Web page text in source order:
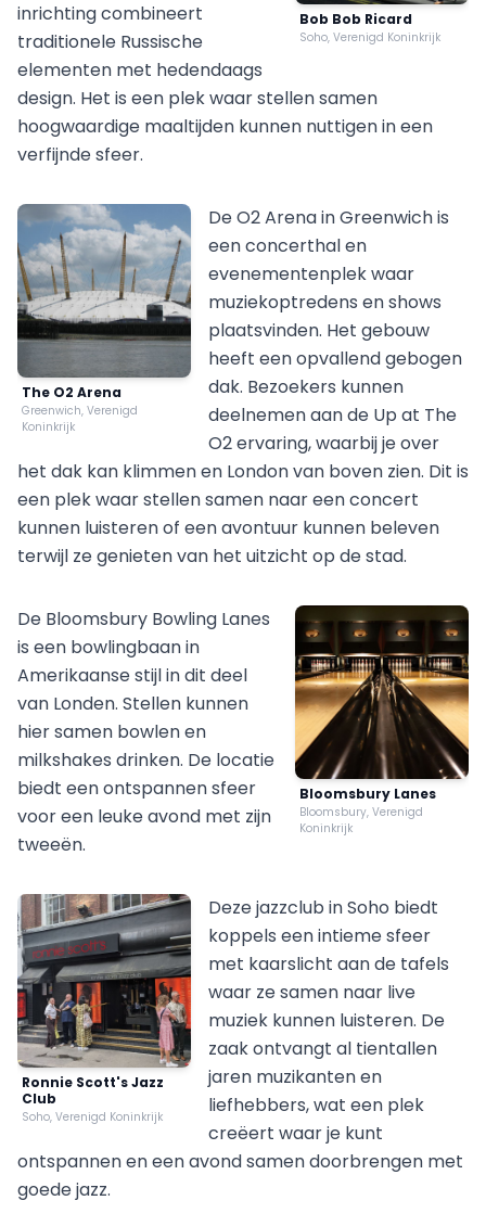
Bob Bob Ricard
Soho, Verenigd Koninkrijk
inrichting combineert
traditionele Russische
elementen met hedendaags
design. Het is een plek waar stellen samen
hoogwaardige maaltijden kunnen nuttigen in een
verfijnde sfeer.
The O2 Arena
Greenwich, Verenigd
Koninkrijk
De O2 Arena in Greenwich is
een concerthal en
evenementenplek waar
muziekoptredens en shows
plaatsvinden. Het gebouw
heeft een opvallend gebogen
dak. Bezoekers kunnen
deelnemen aan de Up at The
O2 ervaring, waarbij je over
het dak kan klimmen en London van boven zien. Dit is
een plek waar stellen samen naar een concert
kunnen luisteren of een avontuur kunnen beleven
terwijl ze genieten van het uitzicht op de stad.
Bloomsbury Lanes
Bloomsbury, Verenigd
Koninkrijk
De Bloomsbury Bowling Lanes
is een bowlingbaan in
Amerikaanse stijl in dit deel
van Londen. Stellen kunnen
hier samen bowlen en
milkshakes drinken. De locatie
biedt een ontspannen sfeer
voor een leuke avond met zijn
tweeën.
Ronnie Scott's Jazz
Club
Soho, Verenigd Koninkrijk
Deze jazzclub in Soho biedt
koppels een intieme sfeer
met kaarslicht aan de tafels
waar ze samen naar live
muziek kunnen luisteren. De
zaak ontvangt al tientallen
jaren muzikanten en
liefhebbers, wat een plek
creëert waar je kunt
ontspannen en een avond samen doorbrengen met
goede jazz.